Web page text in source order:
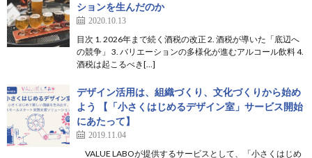
ションを生んだのか
2020.10.13
目次 1. 2026年まで続く酒税の改正 2. 酒税が導いた「底辺へ
の競争」 3. バリエーションの多様化が進むアルコール飲料 4.
酒税は起こるべき[…]
デザイン活用は、組織づくり、文化づくりから始め
よう 【「小さくはじめるデザイン室」サービス開始
にあたって】
2019.11.04
VALUE LABOが提供するサービスとして、「小さくはじめ